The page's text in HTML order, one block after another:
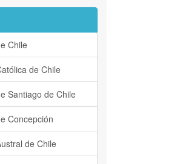
Chile
de Chile
Santiago de Chile
Concepción
de Chile